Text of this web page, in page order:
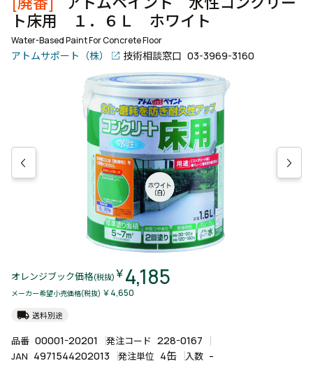
ト床用 １．６Ｌ ホワイト
Water-Based Paint For Concrete Floor
アトムサポート（株） 技術相談窓口 03-3969-3160
オレンジブック価格(税抜) ￥4,185
メーカー希望小売価格(税抜) ￥4,650
local_shipping 送料別途
品番 00001-20201 発注コード 228-0167
JAN 4971544202013 発注単位 4缶 入数 -